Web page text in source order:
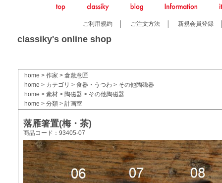
ご利用規約 ご注文方法 新規会員登録
classiky's online shop
home > 作家 > 倉敷意匠
home > カテゴリ > 食器・うつわ > その他陶磁器
home > 素材 > 陶磁器 > その他陶磁器
home > 分類 > 計画室
落雁箸置(梅・茶)
商品コード：93405-07